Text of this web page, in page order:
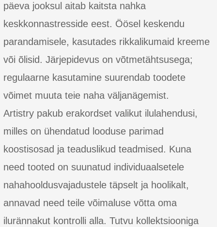
päeva jooksul aitab kaitsta nahka
keskkonnastresside eest. Öösel keskendu
parandamisele, kasutades rikkalikumaid kreeme
või õlisid. Järjepidevus on võtmetähtsusega;
regulaarne kasutamine suurendab toodete
võimet muuta teie naha väljanägemist.
Artistry pakub erakordset valikut ilulahendusi,
milles on ühendatud looduse parimad
koostisosad ja teaduslikud teadmised. Kuna
need tooted on suunatud individuaalsetele
nahahooldusvajadustele täpselt ja hoolikalt,
annavad need teile võimaluse võtta oma
ilurännakut kontrolli alla. Tutvu kollektsiooniga